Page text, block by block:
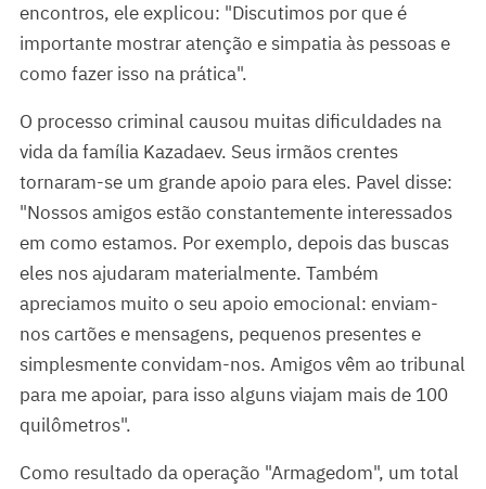
encontros, ele explicou: "Discutimos por que é
importante mostrar atenção e simpatia às pessoas e
como fazer isso na prática".
O processo criminal causou muitas dificuldades na
vida da família Kazadaev. Seus irmãos crentes
tornaram-se um grande apoio para eles. Pavel disse:
"Nossos amigos estão constantemente interessados
em como estamos. Por exemplo, depois das buscas
eles nos ajudaram materialmente. Também
apreciamos muito o seu apoio emocional: enviam-
nos cartões e mensagens, pequenos presentes e
simplesmente convidam-nos. Amigos vêm ao tribunal
para me apoiar, para isso alguns viajam mais de 100
quilômetros".
Como resultado da operação "Armagedom", um total